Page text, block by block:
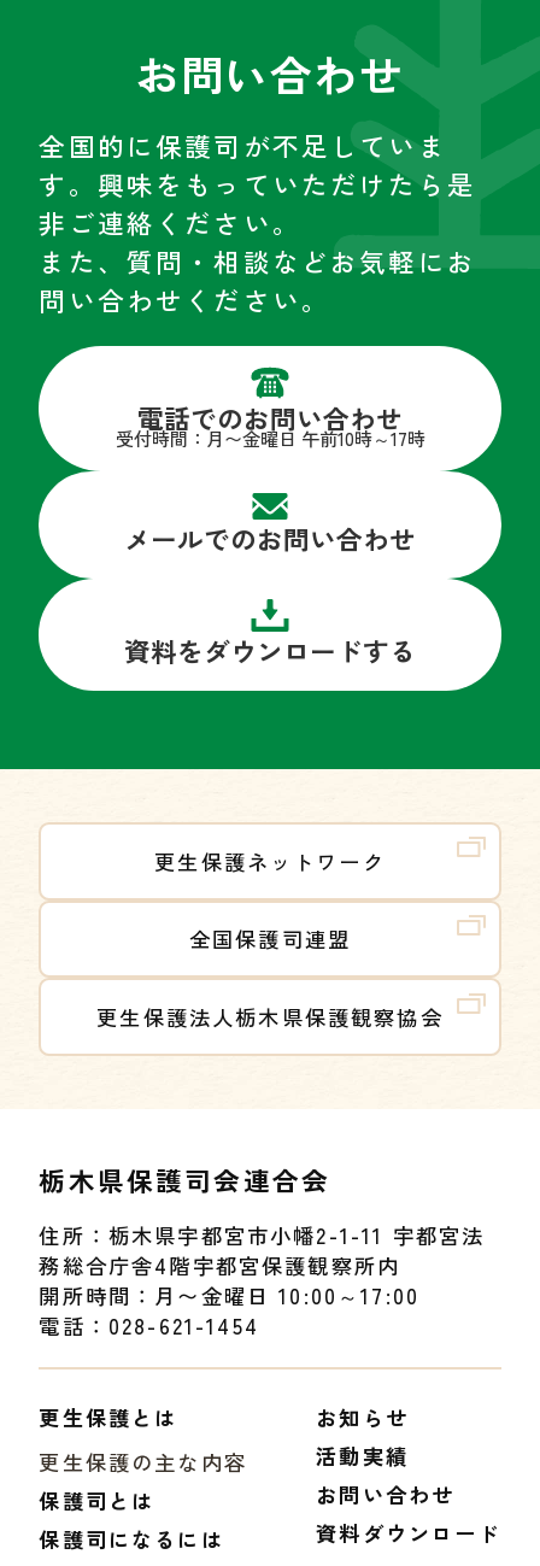
お問い合わせ
全国的に保護司が不足していま
す。興味をもっていただけたら是
非ご連絡ください。
また、質問・相談などお気軽にお
問い合わせください。
電話でのお問い合わせ
受付時間：月〜金曜日 午前10時～17時
メールでのお問い合わせ
資料をダウンロードする
更生保護ネットワーク
全国保護司連盟
更生保護法人栃木県保護観察協会
栃木県保護司会連合会
住所：栃木県宇都宮市小幡2-1-11 宇都宮法
務総合庁舎4階宇都宮保護観察所内
開所時間：月〜金曜日 10:00～17:00
電話：028-621-1454
更生保護とは
更生保護の主な内容
保護司とは
保護司になるには
お知らせ
活動実績
お問い合わせ
資料ダウンロード